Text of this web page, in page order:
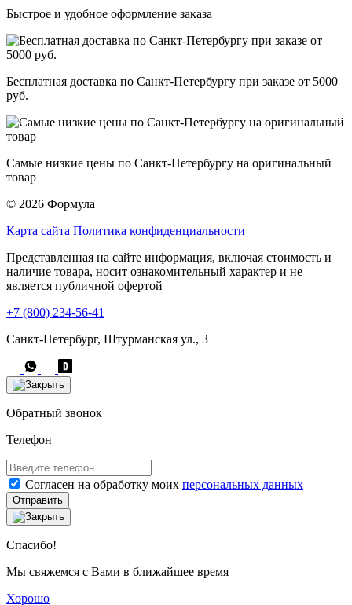
Быстрое и удобное оформление заказа
Бесплатная доставка по Санкт-Петербургу при заказе от 5000
руб.
Самые низкие цены по Санкт-Петербургу на оригинальный
товар
© 2026 Формула
Карта сайта Политика конфиденциальности
Представленная на сайте информация, включая стоимость и
наличие товара, носит ознакомительный характер и не
является публичной офертой
+7 (800) 234-56-41
Санкт-Петербург, Штурманская ул., 3
Обратный звонок
Телефон
Согласен на обработку моих персональных данных
Отправить
Спасибо!
Мы свяжемся с Вами в ближайшее время
Хорошо